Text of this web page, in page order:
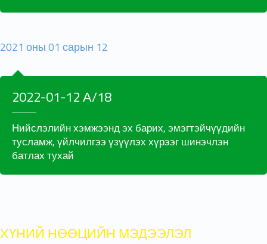
2021 оны 01 сарын 12
2022-01-12 А/18
Нийслэлийн хэмжээнд эх барих, эмэгтэйчүүдийн
тусламж, үйлчилгээ үзүүлэх хүрээг шинэчлэн
батлах тухай
ХҮНИЙ НӨӨЦИЙН МЭДЭЭЛЭЛ